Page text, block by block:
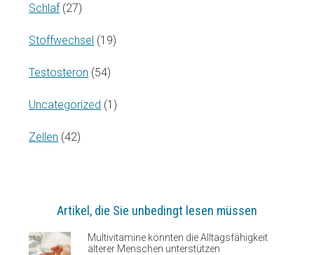
Schlaf(27)
Stoffwechsel (19)
Testosteron (54)
Uncategorized (1)
Zellen (42)
Artikel, die Sie unbedingt lesen müssen
Multivitamine könnten die Alltagsfähigkeit
älterer Menschen unterstützen